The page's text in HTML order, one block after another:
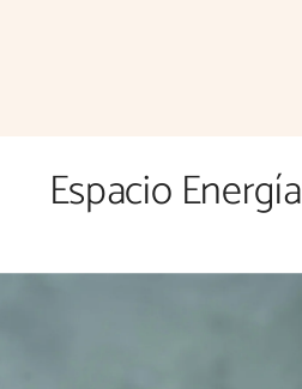
Espacio Energía